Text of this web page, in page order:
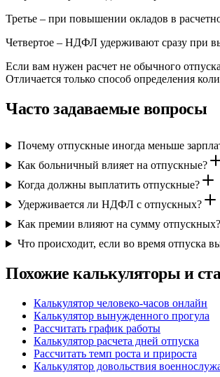
Третье – при повышении окладов в
Четвертое – НДФЛ удерживают сразу при
Если вам нужен расчет не обычного
Отличается только способ определения
Часто задаваемые вопросы
Почему отпускные иногда меньше
Как больничный влияет на отпускные?
Когда должны выплатить отпускные?
Удерживается ли НДФЛ с отпускных?
Как премии влияют на сумму отпускных?
Что происходит, если во время отпуска
Похожие калькуляторы и
Калькулятор человеко-часов онлайн
Калькулятор вынужденного прогула
Рассчитать график работы
Калькулятор расчета дней отпуска
Рассчитать темп роста и прироста
Калькулятор довольствия